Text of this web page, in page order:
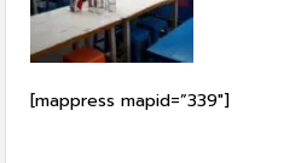
[mappress mapid=”339″]